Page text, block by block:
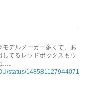
デルメーカー多くて、あ
てるレッドボックスもウ
…。
status/148581127944071